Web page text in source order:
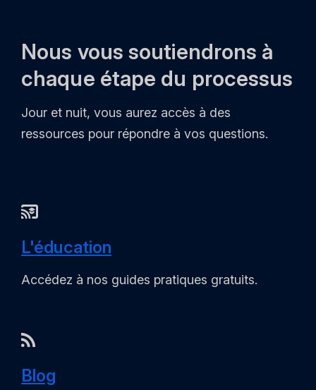
Nous vous soutiendrons à
chaque étape du processus
Jour et nuit, vous aurez accès à des
ressources pour répondre à vos questions.
L'éducation
Accédez à nos guides pratiques gratuits.
Blog